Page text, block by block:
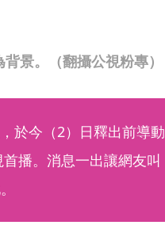
景。（翻攝公視粉專）
於今（2）日釋出前導動
播。消息一出讓網友叫